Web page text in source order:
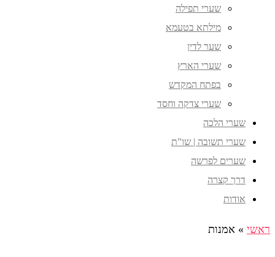
שערי תפילה
מילתא בטעמא
שער לדין
שערי הארץ
בפתח המקדש
שערי צדקה וחסד
שערי הלכה
שערי תשובה | שו"ת
שערים לפרשה
דרך קצרה
אודות
ראשי » אמנות